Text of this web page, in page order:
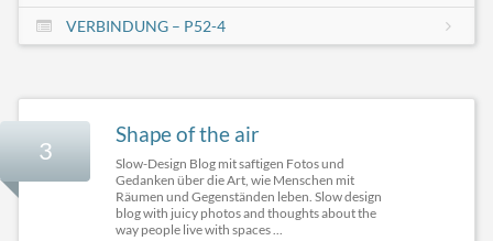
VERBINDUNG – P52-4
3
Shape of the air
Slow-Design Blog mit saftigen Fotos und
Gedanken über die Art, wie Menschen mit
Räumen und Gegenständen leben. Slow design
blog with juicy photos and thoughts about the
way people live with spaces ...